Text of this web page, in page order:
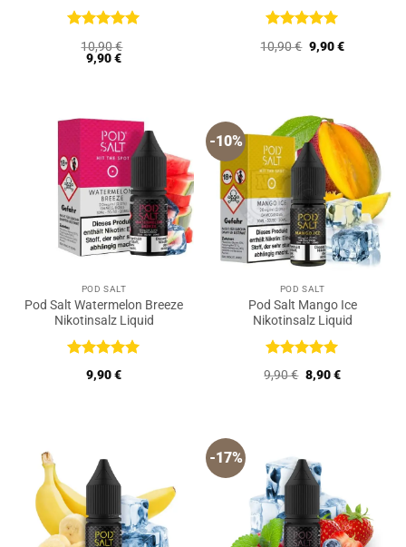
Bewertet
mit5von
10,90€
9,90€
Bewertet
mit 5von
10,90€ Ursprünglicher
Preis
9,90€Aktueller
POD SALT
Pod Salt Watermelon Breeze
Nikotinsalz Liquid
Bewertet
mit5von
9,90€
-10%
POD SALT
Pod Salt Mango Ice
Nikotinsalz Liquid
Bewertet
mit 5 von
9,90€ Ursprünglicher
Preis
8,90€Aktueller
-17%